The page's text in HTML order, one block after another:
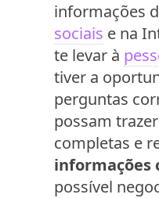
informações
sociais e na
te levar à
tiver a
perguntas
possam
completas e
informações
possível